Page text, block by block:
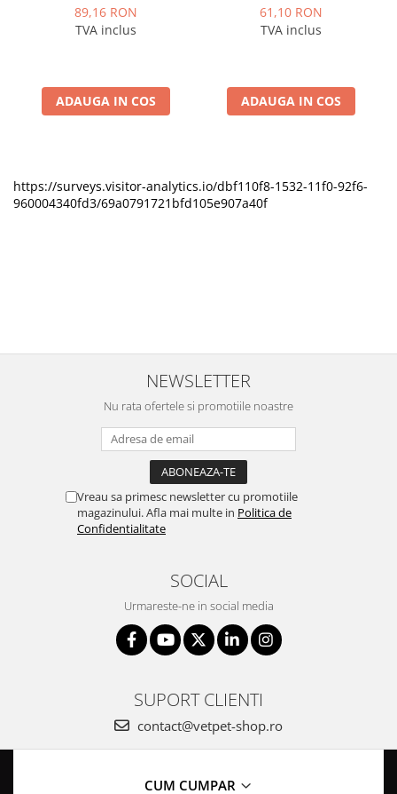
89,16 RON
TVA inclus
ADAUGA IN COS
61,10 RON
TVA inclus
ADAUGA IN COS
https://surveys.visitor-analytics.io/dbf110f8-1532-11f0-92f6-
960004340fd3/69a0791721bfd105e907a40f
NEWSLETTER
Nu rata ofertele si promotiile noastre
Vreau sa primesc newsletter cu promotiile
magazinului. Afla mai multe in Politica de
Confidentialitate
SOCIAL
Urmareste-ne in social media
SUPORT CLIENTI
contact@vetpet-shop.ro
CUM CUMPAR